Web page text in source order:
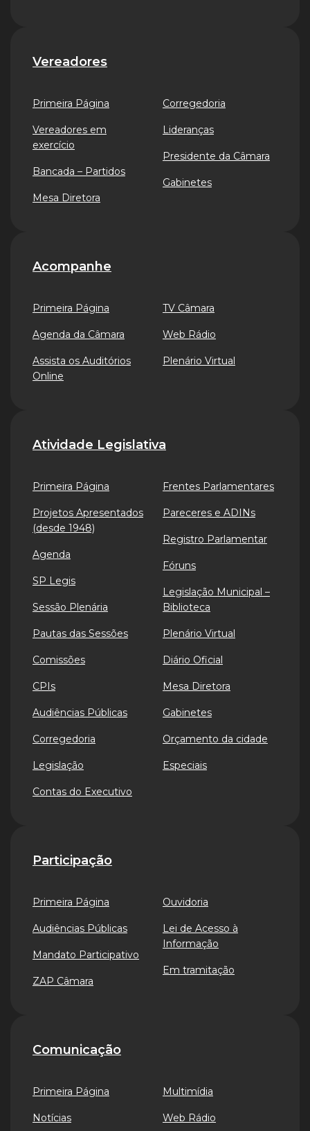
Vereadores
Primeira Página
Vereadores em
exercício
Bancada – Partidos
Mesa Diretora
Corregedoria
Lideranças
Presidente da Câmara
Gabinetes
Acompanhe
Primeira Página
Agenda da Câmara
Assista os Auditórios
Online
TV Câmara
Web Rádio
Plenário Virtual
Atividade Legislativa
Primeira Página
Projetos Apresentados
(desde 1948)
Agenda
SP Legis
Sessão Plenária
Pautas das Sessões
Comissões
CPIs
Audiências Públicas
Corregedoria
Legislação
Contas do Executivo
Frentes Parlamentares
Pareceres e ADINs
Registro Parlamentar
Fóruns
Legislação Municipal –
Biblioteca
Plenário Virtual
Diário Oficial
Mesa Diretora
Gabinetes
Orçamento da cidade
Especiais
Participação
Primeira Página
Audiências Públicas
Mandato Participativo
ZAP Câmara
Ouvidoria
Lei de Acesso à
Informação
Em tramitação
Comunicação
Primeira Página
Notícias
Multimídia
Web Rádio